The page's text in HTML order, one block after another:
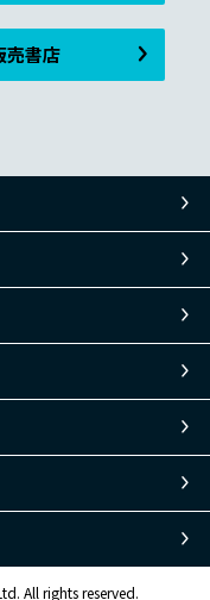
売書店
All rights reserved.